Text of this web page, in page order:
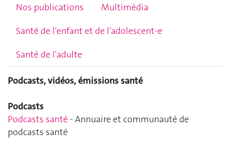
Nos publications
Multimédia
Santé de l'enfant et de l'adolescent-e
Santé de l'adulte
Podcasts, vidéos, émissions santé
Podcasts
Podcasts santé- Annuaire et communauté de
podcasts santé